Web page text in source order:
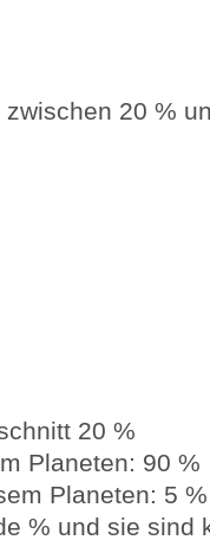
zwischen 20 %
20 %
Planeten: 90 %
Planeten: 5 %
% und sie sind